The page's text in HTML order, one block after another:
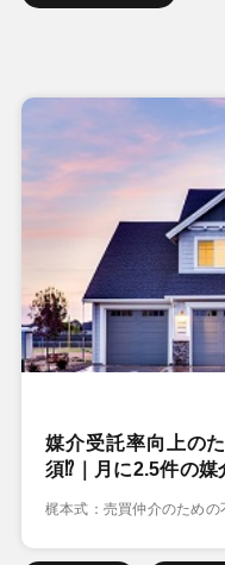
媒介受託率向上の
須⁉｜月に2.5件の
梶本式：売買仲介のため